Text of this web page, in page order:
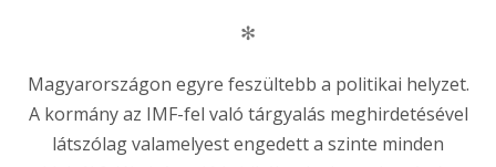
✻
Magyarországon egyre feszültebb a politikai helyzet.
A kormány az IMF-fel való tárgyalás meghirdetésével
látszólag valamelyest engedett a szinte minden